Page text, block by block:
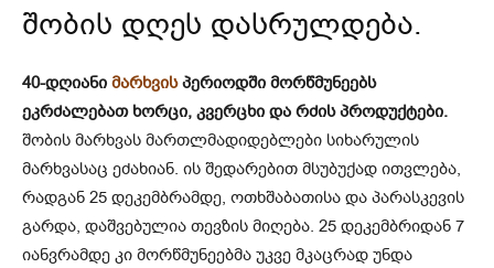
შობის დღეს დასრულდება.
40-დღიანი მარხვისპერიოდში მორწმუნეებს
ეკრძალებათ ხორცი, კვერცხი და რძის პროდუქტები.
შობის მარხვას მართლმადიდებლები სიხარულის
მარხვასაც ეძახიან. ის შედარებით მსუბუქად ითვლება,
რადგან 25 დეკემბრამდე, ოთხშაბათისა და პარასკევის
გარდა, დაშვებულია თევზის მიღება. 25 დეკემბრიდან 7
იანვრამდე კი მორწმუნეებმა უკვე მკაცრად უნდა